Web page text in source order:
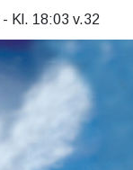
- Kl. 18:03 v.32